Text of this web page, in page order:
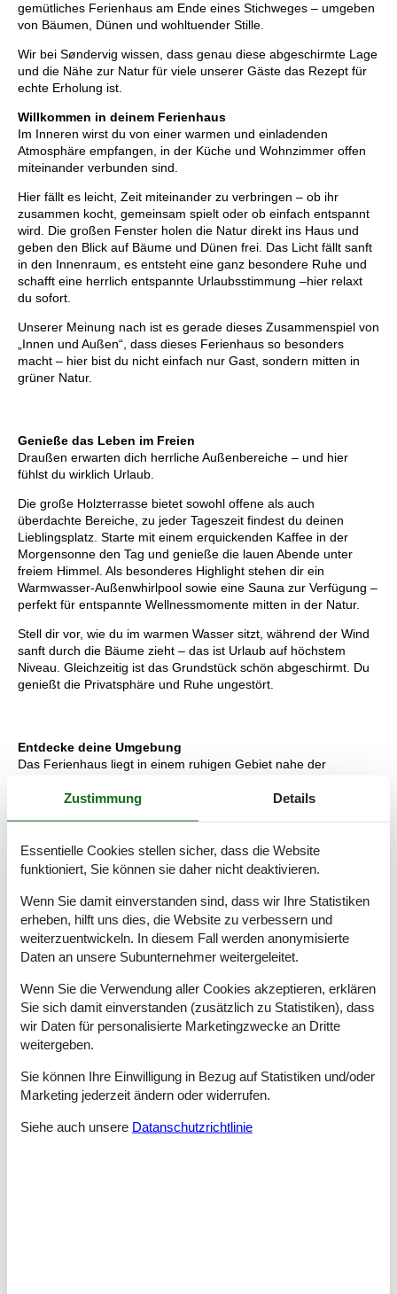
gemütliches Ferienhaus am Ende eines Stichweges – umgeben
von Bäumen, Dünen und wohltuender Stille.
Wir bei Søndervig wissen, dass genau diese abgeschirmte Lage
und die Nähe zur Natur für viele unserer Gäste das Rezept für
echte Erholung ist.
Willkommen in deinem Ferienhaus
Im Inneren wirst du von einer warmen und einladenden
Atmosphäre empfangen, in der Küche und Wohnzimmer offen
miteinander verbunden sind.
Hier fällt es leicht, Zeit miteinander zu verbringen – ob ihr
zusammen kocht, gemeinsam spielt oder ob einfach entspannt
wird. Die großen Fenster holen die Natur direkt ins Haus und
geben den Blick auf Bäume und Dünen frei. Das Licht fällt sanft
in den Innenraum, es entsteht eine ganz besondere Ruhe und
schafft eine herrlich entspannte Urlaubsstimmung –hier relaxt
du sofort.
Unserer Meinung nach ist es gerade dieses Zusammenspiel von
„Innen und Außen“, dass dieses Ferienhaus so besonders
macht – hier bist du nicht einfach nur Gast, sondern mitten in
grüner Natur.
Genieße das Leben im Freien
Draußen erwarten dich herrliche Außenbereiche – und hier
fühlst du wirklich Urlaub.
Die große Holzterrasse bietet sowohl offene als auch
überdachte Bereiche, zu jeder Tageszeit findest du deinen
Lieblingsplatz. Starte mit einem erquickenden Kaffee in der
Morgensonne den Tag und genieße die lauen Abende unter
freiem Himmel. Als besonderes Highlight stehen dir ein
Warmwasser-Außenwhirlpool sowie eine Sauna zur Verfügung –
perfekt für entspannte Wellnessmomente mitten in der Natur.
Stell dir vor, wie du im warmen Wasser sitzt, während der Wind
sanft durch die Bäume zieht – das ist Urlaub auf höchstem
Niveau. Gleichzeitig ist das Grundstück schön abgeschirmt. Du
genießt die Privatsphäre und Ruhe ungestört.
Entdecke deine Umgebung
Das Ferienhaus liegt in einem ruhigen Gebiet nahe der
Über kleine Wege durch die Dünen erreichst du schnell den
Strand, um das Rauschen der Wellen wirklich hautnah zu
erleben. Der Ort Søndervig bietet zudem gemütliche Cafés,
nette Geschäfte und gute Restaurants. Die Hafenstadt Hvide
Sande im Süden lockt hingegen mit seinem maritimen
Hafenflair, frischem Fisch und authentischer Atmosphäre. Wir
empfehlen immer auch einen Ausflug zum Leuchtturm Lyngvig
Fyr – von hier hast du eine beeindruckende Aussicht über Meer
und Fjord.
perfekte Kombination aus Ruhe, Natur und Erlebnissen – genau
so, wie ein Urlaub an der dänischen Westküste sein soll.
GRATIS! Verleih von Hochstühlen und Kinderbetten. Sind
Haustiere in diesem Haus erlaubt, stehen auch Hundebetten
kostenlos zur Verfügung (Alles zur Abholung und Rückgabe bei
).
Laden eines E-Autos gestattet ist.
Zustimmung Details
Essentielle Cookies stellen sicher, dass die Website
funktioniert, Sie können sie daher nicht deaktivieren.
Wenn Sie damit einverstanden sind, dass wir Ihre Statistiken
erheben, hilft uns dies, die Website zu verbessern und
weiterzuentwickeln. In diesem Fall werden anonymisierte
Daten an unsere Subunternehmer weitergeleitet.
Wenn Sie die Verwendung aller Cookies akzeptieren, erklären
Sie sich damit einverstanden (zusätzlich zu Statistiken), dass
wir Daten für personalisierte Marketingzwecke an Dritte
weitergeben.
Sie können Ihre Einwilligung in Bezug auf Statistiken und/oder
Marketing jederzeit ändern oder widerrufen.
Siehe auch unsere Datanschutzrichtlinie